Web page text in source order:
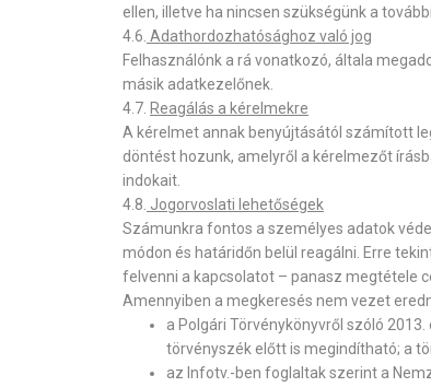
ellen, illetve ha nincsen szükségünk a
4.6. Adathordozhatósághoz való jog
Felhasználónk a rá vonatkozó, általa
másik adatkezelőnek.
4.7. Reagálás a kérelmekre
A kérelmet annak benyújtásától számított
döntést hozunk, amelyről a kérelmezőt
indokait.
4.8. Jogorvoslati lehetőségek
Számunkra fontos a személyes adatok
módon és határidőn belül reagálni. Erre
felvenni a kapcsolatot – panasz megtétele
Amennyiben a megkeresés nem vezet
a Polgári Törvénykönyvről szóló
törvényszék előtt is megindítható; a
az Infotv.-ben foglaltak szerint a